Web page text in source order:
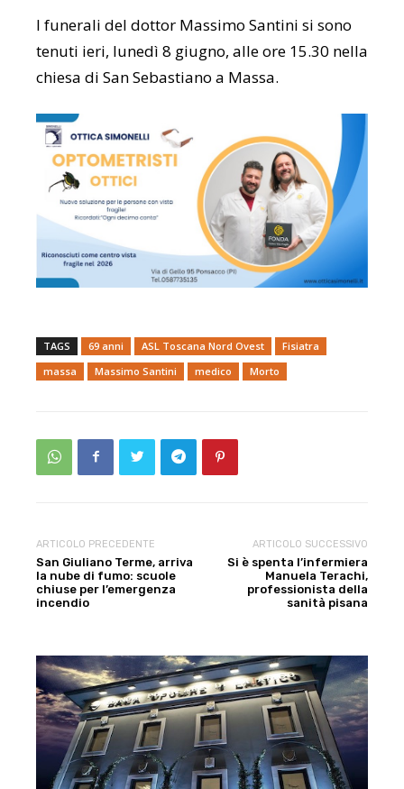
I funerali del dottor Massimo Santini si sono
tenuti ieri, lunedì 8 giugno, alle ore 15.30 nella
chiesa di San Sebastiano a Massa.
TAGS 69 anni ASL Toscana Nord Ovest
Fisiatra
massa
Massimo Santini medico Morto
ARTICOLO PRECEDENTE
San Giuliano Terme, arriva
la nube di fumo: scuole
chiuse per l’emergenza
incendio
ARTICOLO SUCCESSIVO
Si è spenta l’infermiera
Manuela Terachi,
professionista della
sanità pisana